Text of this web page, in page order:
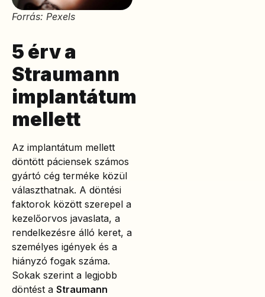
Forrás: Pexels
5 érv a
Straumann
implantátum
mellett
Az implantátum mellett
döntött páciensek számos
gyártó cég terméke közül
választhatnak. A döntési
faktorok között szerepel a
kezelőorvos javaslata, a
rendelkezésre álló keret, a
személyes igények és a
hiányzó fogak száma.
Sokak szerint a legjobb
döntést a Straumann